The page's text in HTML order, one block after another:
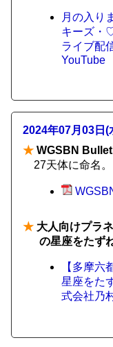
月の入り
キーズ・
ライブ配
YouTube
2024年07月03日(
★ WGSBN
27天体に命名。
★ 大人向けプラ
の星座をたず
【多摩六
星座をた
式会社乃